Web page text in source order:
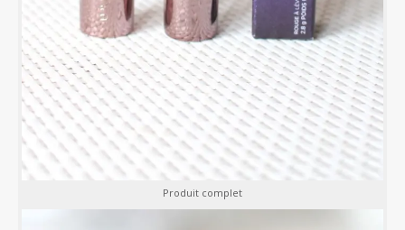
Produit complet